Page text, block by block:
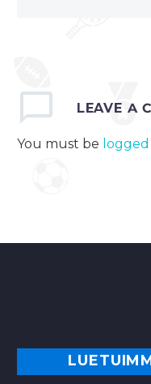
LEAVE A
You must be